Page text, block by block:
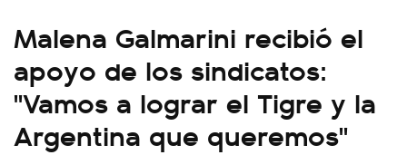
Malena Galmarini recibió el
apoyo de los sindicatos:
"Vamos a lograr el Tigre y la
Argentina que queremos"